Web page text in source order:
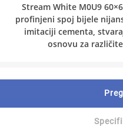
Stream White M0U9
profinjeni spoj bijele
imitaciji cementa,
osnovu za